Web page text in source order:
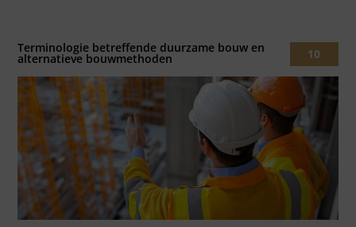
Terminologie betreffende duurzame bouw en
alternatieve bouwmethoden 10